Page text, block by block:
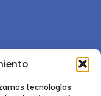
tecnologías
por laSociedad